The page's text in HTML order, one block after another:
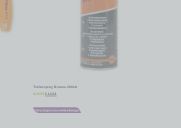
Turbo spray Brunox 300ml
€ 11,79 € 10,61
Toevoegen aan winkelwagen